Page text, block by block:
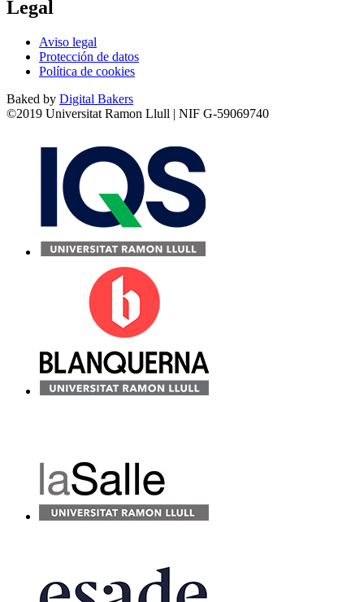
Legal
Aviso legal
Protección de datos
Política de cookies
Baked by Digital Bakers
©2019 Universitat Ramon Llull | NIF G-59069740